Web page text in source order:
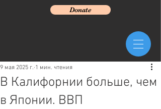
Donate
В Калифорнии больше, чем
в Японии. ВВП
9 мая 2025 г. 1 мин. чтения